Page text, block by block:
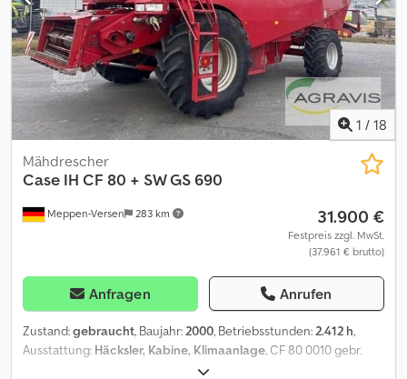
Crodpfx Afjzrd Uasmjf Für weitere Informationen oder zur
Vereinbarung eines Besichtigungstermins kontaktieren Sie uns
gerne. = Weitere Informationen = Baujahr: 2012 Leergewicht:
5.800 kg Zuladung: 1.540 kg zGG: 7.340 kg Technischer Zustand:
sehr gut Optischer Zustand: sehr gut Seriennummer:
FNH121ESNCHP00140 Wenden Sie sich an Gerrit Haverhoek, um
weitere Informationen zu erhalten.
1 / 18
Meppen-Versen 283 km
Mähdrescher
Case IH CF 80 + SW GS 690
31.900 €
Festpreis zzgl. MwSt.
(37.961 € brutto)
Anfragen Anrufen
Zustand:gebraucht, Baujahr:2000, Betriebsstunden:2.412 h,
Ausstattung: Häcksler, Kabine, Klimaanlage, CF 80 0010 gebr.
Case CF 80 Mähdrescher 0020 hydr. Fahrantrieb 0030 autom.